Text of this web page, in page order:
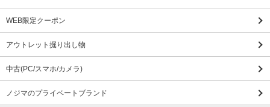
WEB限定クーポン
アウトレット掘り出し物
中古(PC/スマホ/カメラ)
ノジマのプライベートブランド